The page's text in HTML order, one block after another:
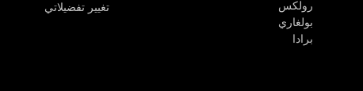
رولكس
بولغاري
برادا
تغيير تفضيلاتي